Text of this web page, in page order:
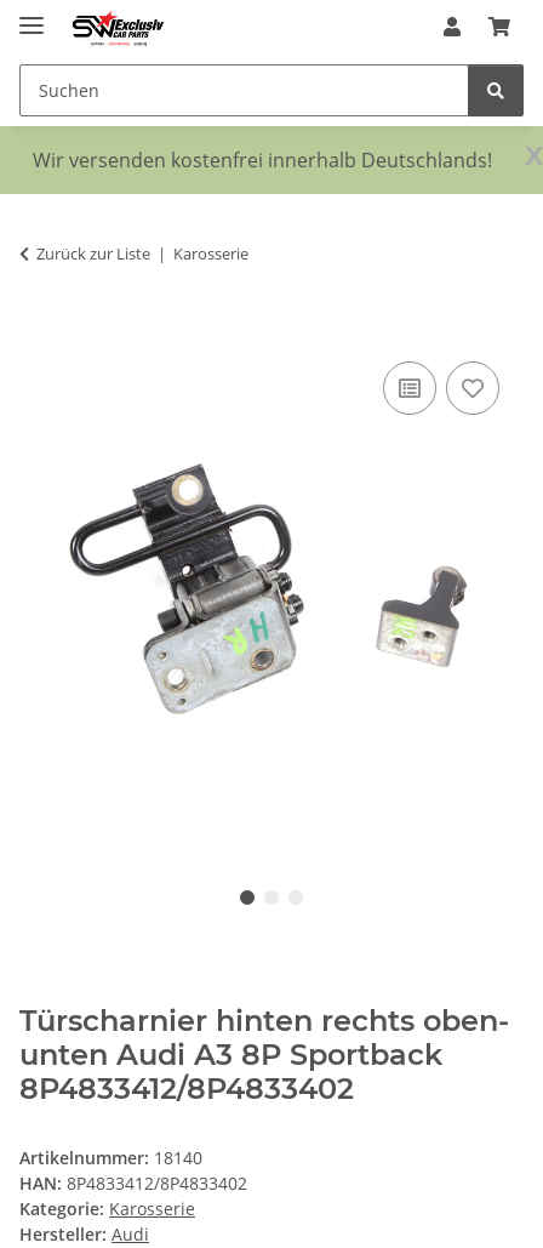
x
Wir versenden kostenfrei innerhalb Deutschlands!
Zurück zur Liste Karosserie
Türscharnier hinten rechts oben-
unten Audi A3 8P Sportback
8P4833412/8P4833402
Artikelnummer: 18140
HAN: 8P4833412/8P4833402
Kategorie: Karosserie
Hersteller: Audi